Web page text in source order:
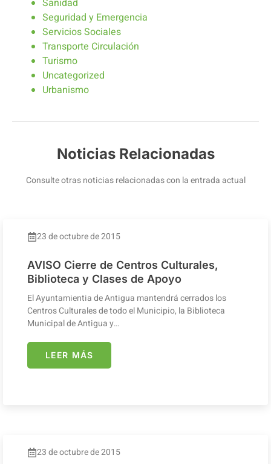
Sanidad
Seguridad y Emergencia
Servicios Sociales
Transporte Circulación
Turismo
Uncategorized
Urbanismo
Noticias Relacionadas
Consulte otras noticias relacionadas con la entrada actual
23 de octubre de 2015
AVISO Cierre de Centros Culturales,
Biblioteca y Clases de Apoyo
El Ayuntamientia de Antigua mantendrá cerrados los
Centros Culturales de todo el Municipio, la Biblioteca
Municipal de Antigua y…
LEER MÁS
23 de octubre de 2015